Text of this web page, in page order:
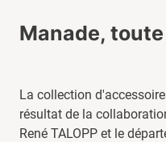
Manade,
La collection
résultat de la
René TALOPP et le